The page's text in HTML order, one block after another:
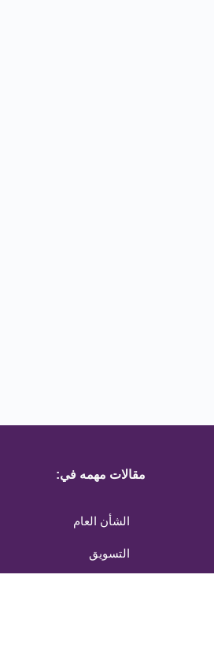
مقالات مهمه في:
الشأن العام
التسويق